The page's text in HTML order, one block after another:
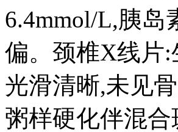
6.4mmol/L,胰岛
偏。颈椎X线片
光滑清晰,未见
粥样硬化伴混